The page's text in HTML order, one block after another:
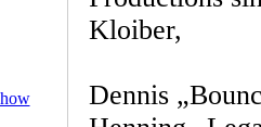
Kloiber,
Dennis